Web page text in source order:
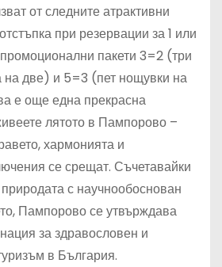
от следните атрактивни
при резервации за 1 или
пакети 3=2 (три
на две) и 5=3 (пет нощувки на
е още една прекрасна
лятото в Пампорово –
хармонията и
се срещат. Съчетавайки
с научнообоснован
Пампорово се утвърждава
за здравословен и
в България.